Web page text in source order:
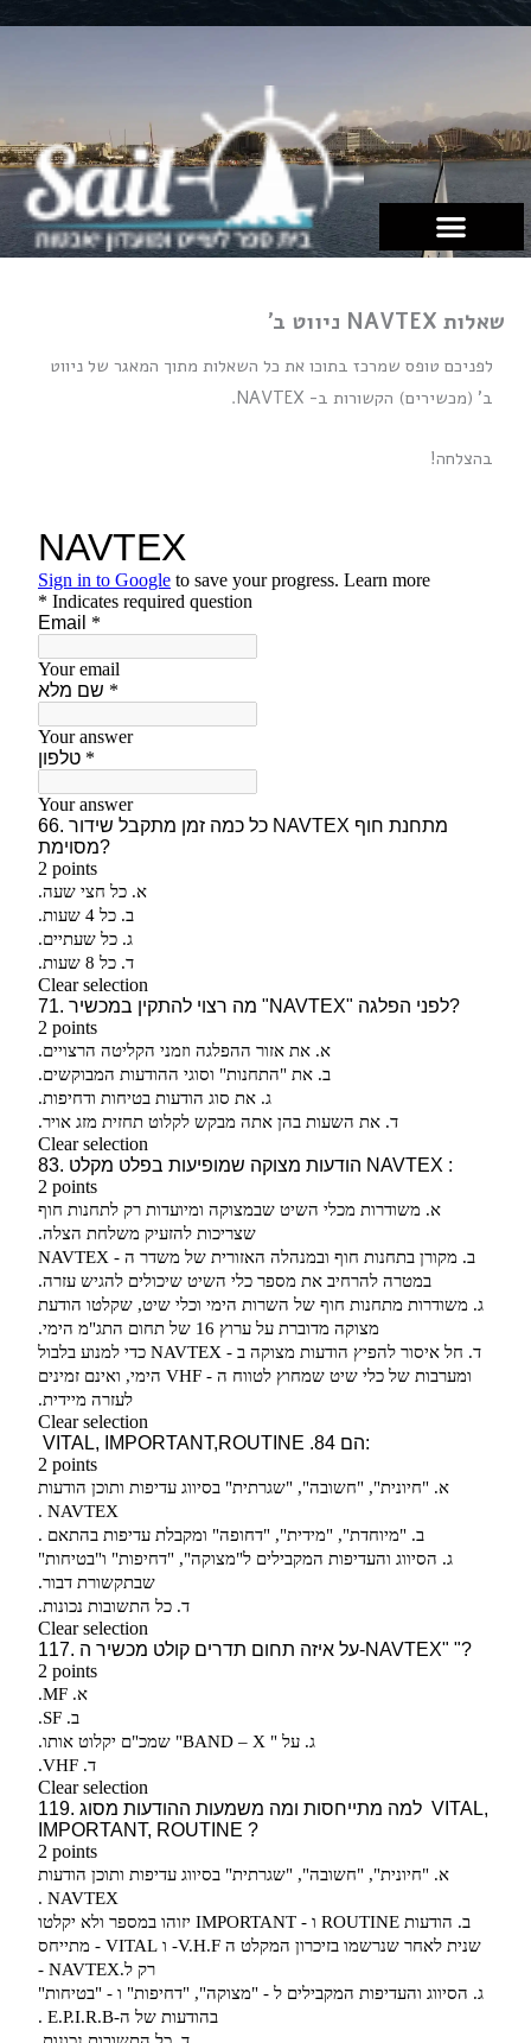
דילוג
שאלות NAVTEX ניווט ב'
לפניכם טופס שמרכז בתוכו את כל השאלות מתוך המאגר של ניווט
ב' (מכשירים) הקשורות ב- NAVTEX.
בהצלחה!